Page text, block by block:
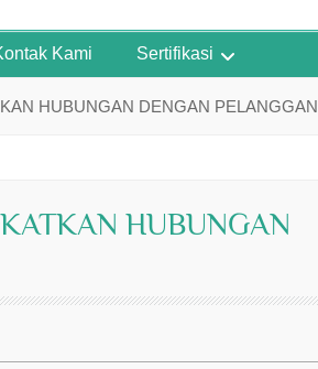
Kami Sertifikasi
HUBUNGAN DENGAN PELANGGAN
HUBUNGAN